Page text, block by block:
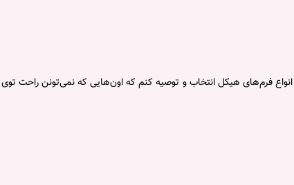
فرم‌های هیکل انتخاب و توصیه کنم که اون‌هایی که نمی‌تونن راحت